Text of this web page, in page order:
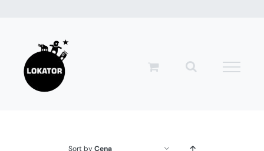
zawartości
Sort byCena